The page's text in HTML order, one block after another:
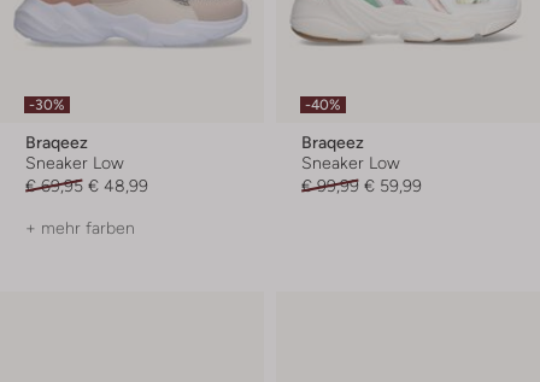
-30%
Braqeez
Sneaker Low
€ 69,95 € 48,99
+ mehr farben
-40%
Braqeez
Sneaker Low
€ 99,99 € 59,99